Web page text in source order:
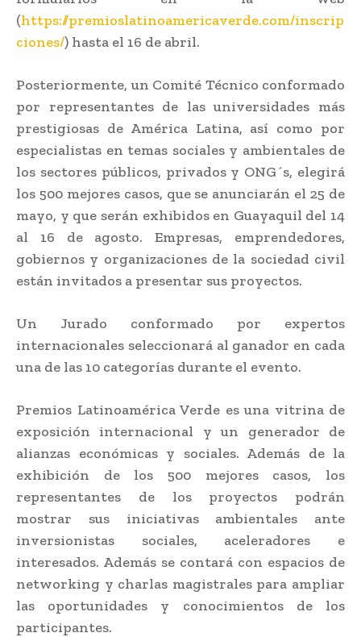
(https://premioslatinoamericaverde.com/inscrip
ciones/) hasta el 16 de abril.
Posteriormente, un Comité Técnico conformado
por representantes de las universidades más
prestigiosas de América Latina, así como por
especialistas en temas sociales y ambientales de
los sectores públicos, privados y ONG´s, elegirá
los 500 mejores casos, que se anunciarán el 25 de
mayo, y que serán exhibidos en Guayaquil del 14
al 16 de agosto. Empresas, emprendedores,
gobiernos y organizaciones de la sociedad civil
están invitados a presentar sus proyectos.
Un Jurado conformado por expertos
internacionales seleccionará al ganador en cada
una de las 10 categorías durante el evento.
Premios Latinoamérica Verde es una vitrina de
exposición internacional y un generador de
alianzas económicas y sociales. Además de la
exhibición de los 500 mejores casos, los
representantes de los proyectos podrán
mostrar sus iniciativas ambientales ante
inversionistas sociales, aceleradores e
interesados. Además se contará con espacios de
networking y charlas magistrales para ampliar
las oportunidades y conocimientos de los
participantes.